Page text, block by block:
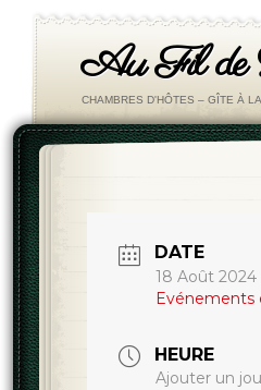
Au Fil de
CHAMBRES D'HÔTES – GÎTE À
DATE
18 Août 2024
Evénements
HEURE
Ajouter un